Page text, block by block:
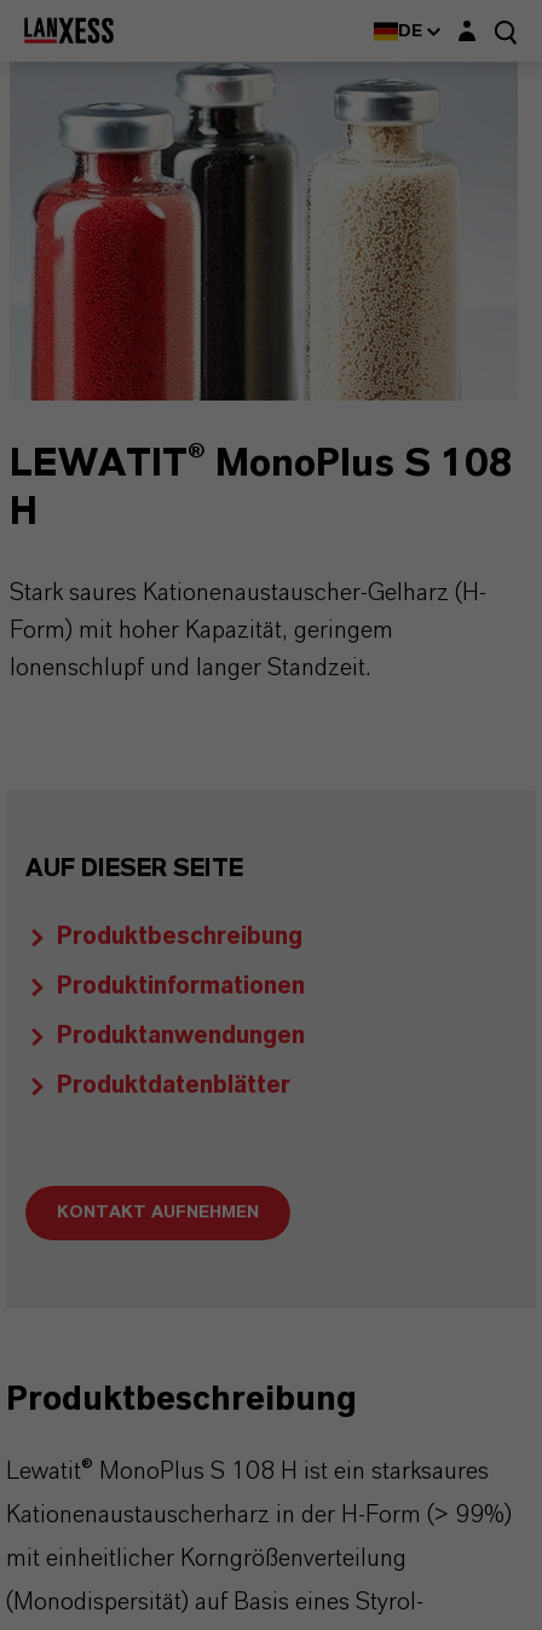
DE Login-Maske
LEWATIT® MonoPlus S 108
H
Stark saures Kationenaustauscher-Gelharz (H-
Form) mit hoher Kapazität, geringem
Ionenschlupf und langer Standzeit.
AUF DIESER SEITE
Produktbeschreibung
Produktinformationen
Produktanwendungen
Produktdatenblätter
KONTAKT AUFNEHMEN
Produktbeschreibung
Lewatit® MonoPlus S 108 H ist ein starksaures
Kationenaustauscherharz in der H-Form (> 99%)
mit einheitlicher Korngrößenverteilung
(Monodispersität) auf Basis eines Styrol-